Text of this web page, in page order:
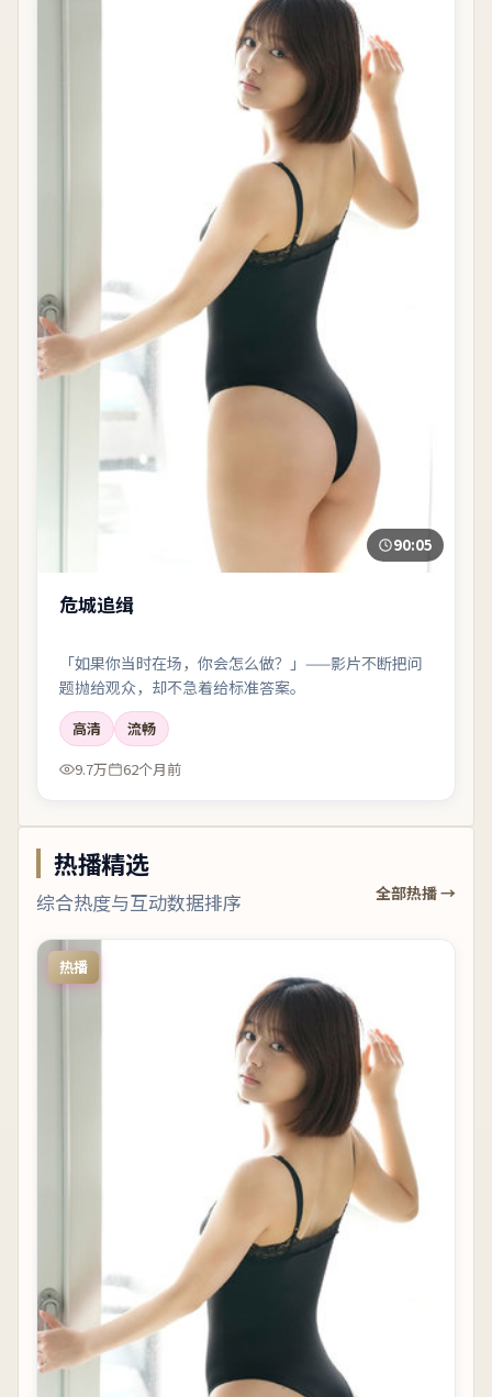
90:05
危城追缉
「如果你当时在场，你会怎么做？」——影片不断把问
题抛给观众，却不急着给标准答案。
高清
流畅
9.7万
62个月前
热播精选
综合热度与互动数据排序 全部热播 →
热播